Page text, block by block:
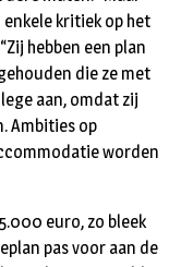
kritiek op het
hebben een plan
die ze met
aan, omdat zij
Ambities op
worden
euro, zo bleek
pas voor aan de